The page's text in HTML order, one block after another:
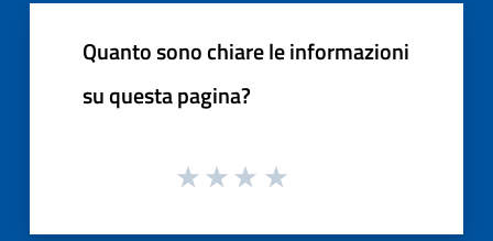
Quanto sono chiare le informazioni
su questa pagina?